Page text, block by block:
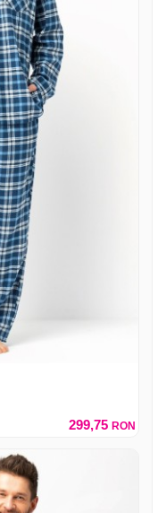
299,75 RON